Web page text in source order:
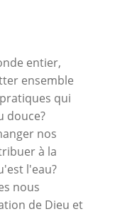
entier,
ensemble
qui
douce?
nos
à la
l'eau?
nous
de Dieu et